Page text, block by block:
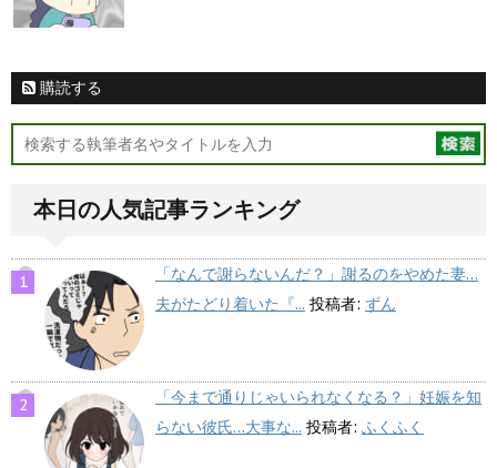
購読する
本日の人気記事ランキング
「なんで謝らないんだ？」謝るのをやめた妻…
夫がたどり着いた『... 投稿者: ずん
「今まで通りじゃいられなくなる？」妊娠を知
らない彼氏…大事な... 投稿者: ふくふく